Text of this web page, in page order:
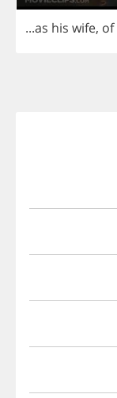
...as his wife, of